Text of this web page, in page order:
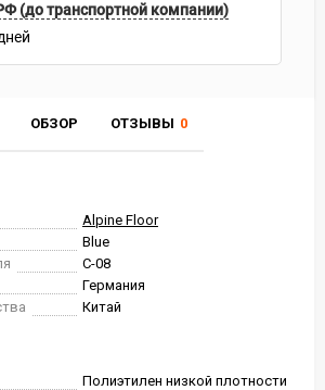
ОБЗОР ОТЗЫВЫ 0
Alpine Floor
Blue
С-08
Германия
Китай
Полиэтилен низкой плотности
(до транспортной компании)